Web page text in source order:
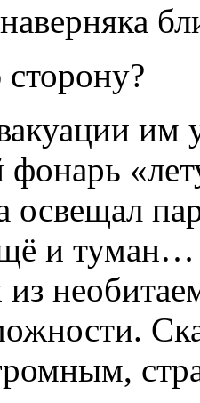
им
фонарь
освещал
и туман…